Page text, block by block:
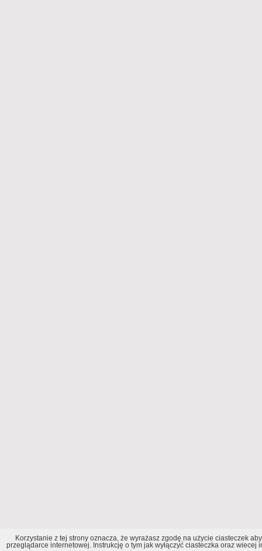
Korzystanie z tej strony oznacza, że wyrażasz zgodę na użycie ciasteczek
przeglądarce internetowej. Instrukcję o tym jak wyłączyć ciasteczka oraz